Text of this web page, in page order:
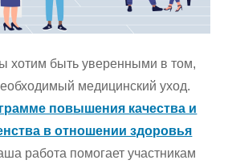
хотим быть уверенными в том,
медицинский уход.
повышения качества и
в отношении здоровья
работа помогает участникам